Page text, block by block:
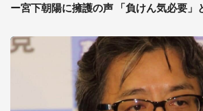
ー宮下朝陽に擁護の声 「負けん気必要」